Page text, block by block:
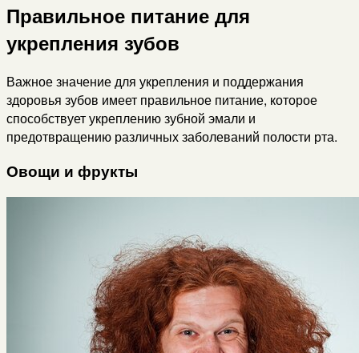
Правильное питание для
укрепления зубов
Важное значение для укрепления и поддержания
здоровья зубов имеет правильное питание, которое
способствует укреплению зубной эмали и
предотвращению различных заболеваний полости рта.
Овощи и фрукты